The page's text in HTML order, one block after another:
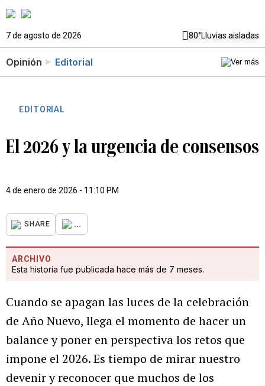
7 de agosto de 2026 80°Lluvias aisladas
Opinión Editorial
EDITORIAL
El 2026 y la urgencia de consensos
4 de enero de 2026 - 11:10 PM
SHARE ...
ARCHIVO
Esta historia fue publicada hace más de 7 meses.
Cuando se apagan las luces de la celebración
de Año Nuevo, llega el momento de hacer un
balance y poner en perspectiva los retos que
impone el 2026. Es tiempo de mirar nuestro
devenir y reconocer que muchos de los